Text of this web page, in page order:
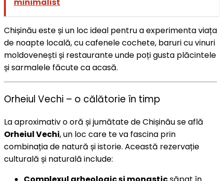
minimalist
Chișinău este și un loc ideal pentru a experimenta viața
de noapte locală, cu cafenele cochete, baruri cu vinuri
moldovenești și restaurante unde poți gusta plăcintele
și sarmalele făcute ca acasă.
Orheiul Vechi – o călătorie în timp
La aproximativ o oră și jumătate de Chișinău se află
Orheiul Vechi, un loc care te va fascina prin
combinația de natură și istorie. Această rezervație
culturală și naturală include: